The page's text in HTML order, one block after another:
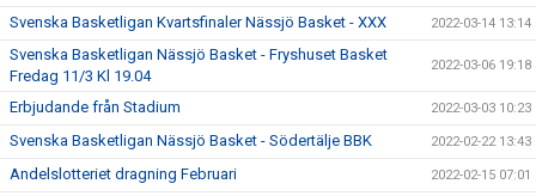
Svenska Basketligan Kvartsfinaler Nässjö Basket - XXX 2022-03-14 13:14
Svenska Basketligan Nässjö Basket - Fryshuset Basket
Fredag 11/3 Kl 19.04
2022-03-06 19:18
Erbjudande från Stadium 2022-03-03 10:23
Svenska Basketligan Nässjö Basket - Södertälje BBK 2022-02-22 13:43
Andelslotteriet dragning Februari 2022-02-15 07:01